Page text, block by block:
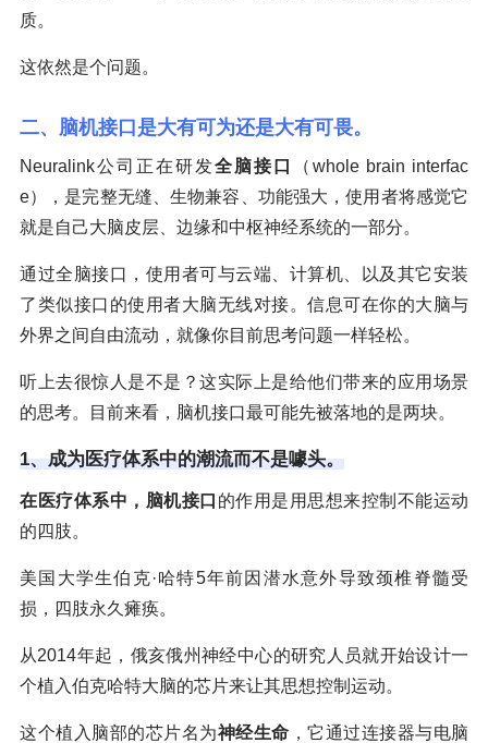
质。
这依然是个问题。
二、脑机接口是大有可为还是大有可畏。
Neuralink公司正在研发全脑接口
（whole brain interfac
e），是完整无缝、生物兼容、功能强大，使用者将感觉它
就是自己大脑皮层、边缘和中枢神经系统的一部分。
通过全脑接口，使用者可与云端、计算机、以及其它安装
了类似接口的使用者大脑无线对接。信息可在你的大脑与
外界之间自由流动，就像你目前思考问题一样轻松。
听上去很惊人是不是？这实际上是给他们带来的应用场景
的思考。目前来看，脑机接口最可能先被落地的是两块。
1、成为医疗体系中的潮流而不是噱头。
在医疗体系中，脑机接口 的作用是用思想来控制不能运动
的四肢。
美国大学生伯克·哈特5年前因潜水意外导致颈椎脊髓受
损，四肢永久瘫痪。
从2014年起，俄亥俄州神经中心的研究人员就开始设计一
个植入伯克哈特大脑的芯片来让其思想控制运动。
这个植入脑部的芯片名为神经生命 ，它通过连接器与电脑